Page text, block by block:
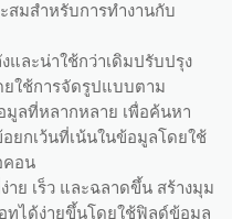
สมสำหรับการทำงานกับ
และน่าใช้กว่าเดิมปรับปรุง
ยใช้การจัดรูปแบบตาม
มูลที่หลากหลาย เพื่อค้นหา
กเว้นที่เน้นในข้อมูลโดยใช้
คอน
าย เร็ว และฉลาดขึ้น สร้างมุม
ทได้ง่ายขึ้นโดยใช้ฟิลด์ข้อมูล